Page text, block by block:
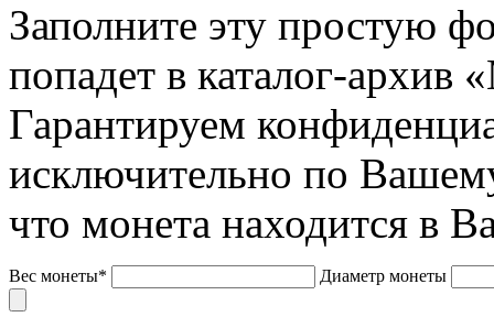
Заполните эту простую
попадет в каталог-архив
Гарантируем
исключительно по
что монета находится в
Вес монеты* Диаметр монеты